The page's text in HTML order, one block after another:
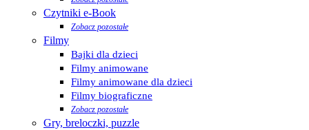
Czytniki e-Book
Zobacz pozostałe
Filmy
Bajki dla dzieci
Filmy animowane
Filmy animowane dla dzieci
Filmy biograficzne
Zobacz pozostałe
Gry, breloczki, puzzle